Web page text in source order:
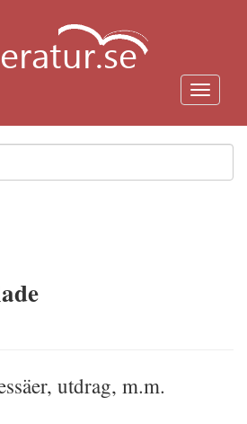
utdrag, m.m.